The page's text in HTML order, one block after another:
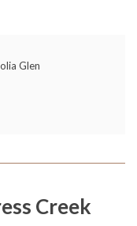
Glen
Creek